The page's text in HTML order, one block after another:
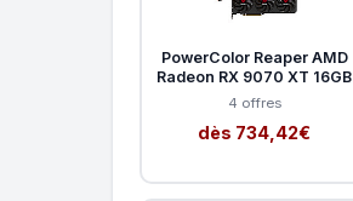
PowerColor Reaper AMD
Radeon RX 9070 XT 16GB
4 offres
dès 734,42€